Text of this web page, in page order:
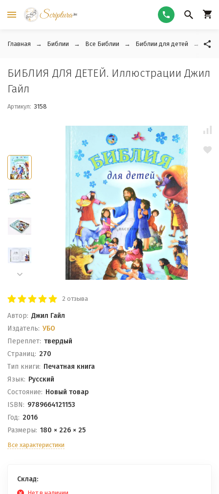
Главная Библии Все Библии Библии для детей
БИБЛИЯ ДЛЯ ДЕТЕЙ. Иллюстрации Джил
Гайл
Артикул: 3158
2 отзыва
Автор: Джил Гайл
Издатель: УБО
Переплет: твердый
Cтраниц: 270
Тип книги: Печатная книга
Язык: Русский
Состояние: Новый товар
ISBN: 9789664121153
Год: 2016
Размеры: 180 × 226 × 25
Все характеристики
Склад: